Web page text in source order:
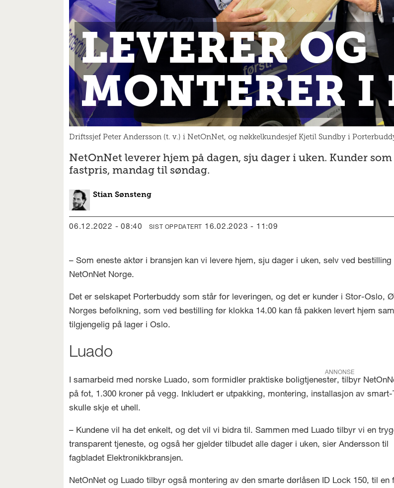
LEVERER OG
MONTERER I
Driftssjef Peter Andersson (t. v.) i NetOnNet, og nøkkelkundesjef Kjetil Sundby i
NetOnNet leverer hjem på dagen, sju dager i uken. Kunder
fastpris, mandag til søndag.
Stian Sønsteng
06.12.2022 - 08:40 SIST OPPDATERT 16.02.2023 - 11:09
– Som eneste aktør i bransjen kan vi levere hjem, sju dager i uken, selv ved
NetOnNet Norge.
Det er selskapet Porterbuddy som står for leveringen, og det er kunder i Stor-Oslo,
Norges befolkning, som ved bestilling før klokka 14.00 kan få pakken levert hjem
tilgjengelig på lager i Oslo.
Luado
ANNONSE
I samarbeid med norske Luado, som formidler praktiske boligtjenester, tilbyr
på fot, 1.300 kroner på vegg. Inkludert er utpakking, montering, installasjon av
skulle skje et uhell.
– Kundene vil ha det enkelt, og det vil vi bidra til. Sammen med Luado tilbyr vi en
transparent tjeneste, og også her gjelder tilbudet alle dager i uken, sier Andersson til
fagbladet Elektronikkbransjen.
NetOnNet og Luado tilbyr også montering av den smarte dørlåsen ID Lock 150, til en